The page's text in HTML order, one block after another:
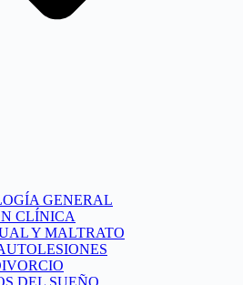
GENERAL
CLÍNICA
Y MALTRATO
DEL SUEÑO